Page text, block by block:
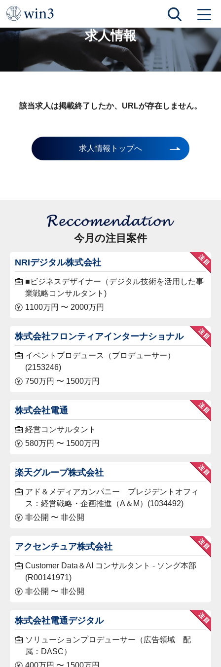
TOP
求人情報
該当求人は掲載終了したか、URLが存在しません。
求人情報トップへ
今月の注目案件
NRIデジタル株式会社
■ビジネスデザイナー（デジタル技術を活用した事
業戦略コンサルタント)
1100万円 〜 2000万円
株式会社フロンティアインターナショナル
イベントプロデュース（プロデューサー）
(2153246)
750万円 〜 1500万円
株式会社電通
経営コンサルタント
580万円 〜 1500万円
楽天グループ株式会社
アド＆メディアカンパニー プレジデントオフィ
ス：経営戦略・企画推進（A＆M）(1034492)
非公開 〜 非公開
アクセンチュア株式会社
Customer Data＆AI コンサルタント - ソング本部
(R00141971)
非公開 〜 非公開
株式会社電通デジタル
ソリューションプロデューサー（広告領域 配
属：DASC）
400万円 〜 1500万円